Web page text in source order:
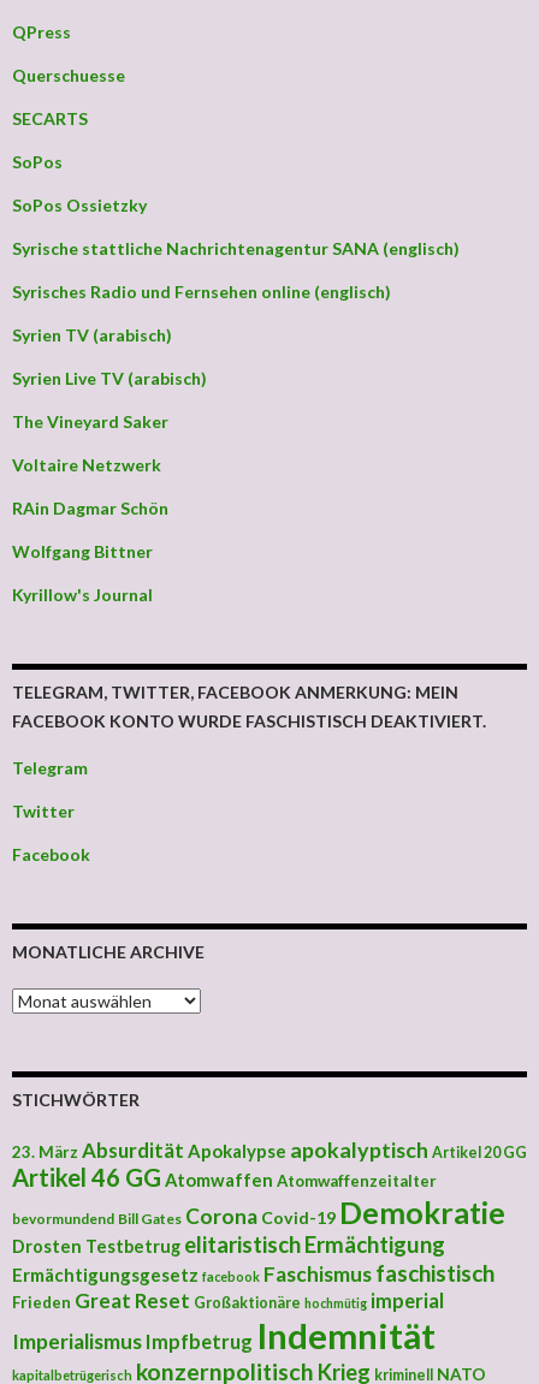
QPress
Querschuesse
SECARTS
SoPos
SoPos Ossietzky
Syrische stattliche Nachrichtenagentur SANA (englisch)
Syrisches Radio und Fernsehen online (englisch)
Syrien TV (arabisch)
Syrien Live TV (arabisch)
The Vineyard Saker
Voltaire Netzwerk
RAin Dagmar Schön
Wolfgang Bittner
Kyrillow's Journal
TELEGRAM, TWITTER, FACEBOOK ANMERKUNG: MEIN
FACEBOOK KONTO WURDE FASCHISTISCH DEAKTIVIERT.
Telegram
Twitter
Facebook
MONATLICHE ARCHIVE
MONATLICHE ARCHIVE
STICHWÖRTER
23. März Absurdität Apokalypse apokalyptisch Artikel 20 GG
Artikel 46 GG Atomwaffen Atomwaffenzeitalter
bevormundend Bill Gates Corona Covid-19 Demokratie
Drosten Testbetrug elitaristischErmächtigung
Ermächtigungsgesetz facebook Faschismusfaschistisch
Frieden Great Reset Großaktionäre hochmütig imperial
Imperialismus Impfbetrug Indemnität
kapitalbetrügerisch konzernpolitisch Krieg kriminell NATO